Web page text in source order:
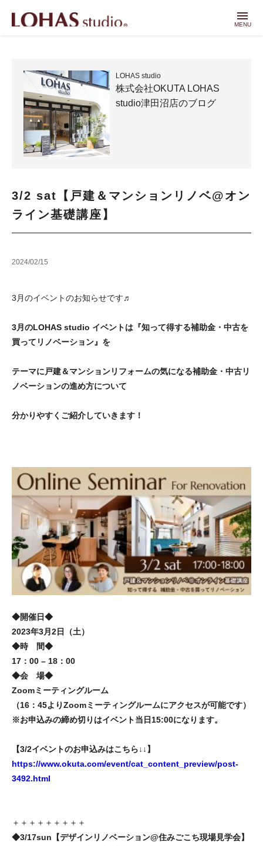
menu
MENU
LOHAS studio
株式会社OKUTA LOHAS
studio津田沼店のブログ
3/2 sat【戸建＆マンションリノベ@オン
ライン基礎講座】
2024/02/15
3月のイベントのお知らせです♬
3月のLOHAS studio イベントは『知って得する補助金・中古を
買ってリノベーション』を
テーマに戸建＆マンションリフォームの気になる補助金・中古リ
ノベーションの進め方について
分かりやすくご紹介していきます！
◆開催日◆
2023年3月2日（土）
◆時 間◆
17：00 – 18：00
◆会 場◆
Zoomミーティングルーム
（16：45よりZoomミーティングルームにアクセスが可能です）
※お申込みの締め切りはイベント当日15:00になります。
【3/2イベントのお申込みはこちら↓↓】
https://www.okuta.com/event/cat_content_preview/post-
3492.html
＋＋＋＋＋＋＋＋＋
◆3/17sun【デザインリノベーション@住みごこち現場見学会】